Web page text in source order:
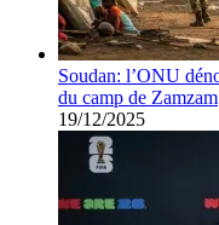
Soudan: l’ONU
du camp de Zamzam
19/12/2025